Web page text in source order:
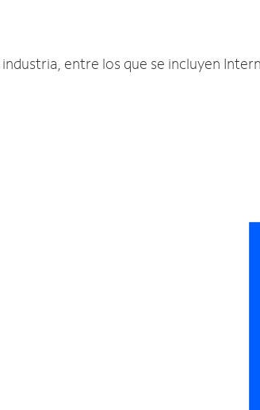
entre los que se incluyen